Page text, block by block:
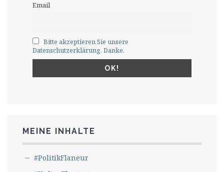
Email
Bitte akzeptieren Sie unsere
Datenschutzerklärung. Danke.
MEINE INHALTE
#PolitikFlaneur